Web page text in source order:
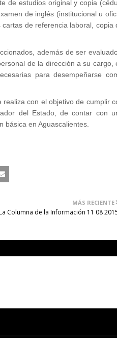
de estudios original y copia
de inglés (institucional u
de referencia laboral, copia
además de ser
de la dirección a su cargo,
para desempeñarse
con el objetivo de cumplir
del Estado, de contar con
básica en Aguascalientes.
MÁS RECIENTE
Columna de la Información 11 08